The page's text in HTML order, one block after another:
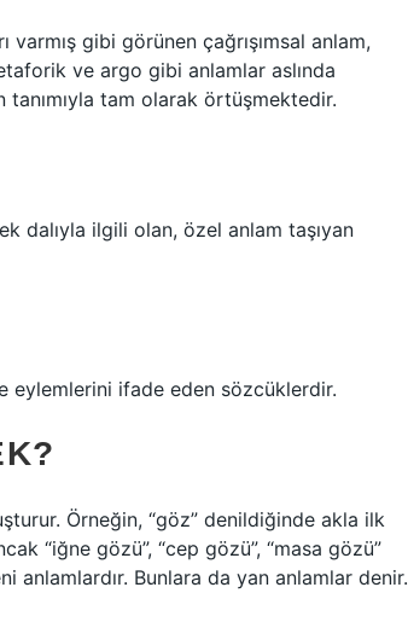
varmış gibi görünen çağrışımsal anlam,
ve argo gibi anlamlar aslında
tam olarak örtüşmektedir.
dalıyla ilgili olan, özel anlam taşıyan
eylemlerini ifade eden sözcüklerdir.
Örneğin, “göz” denildiğinde akla ilk
“iğne gözü”, “cep gözü”, “masa gözü”
anlamlardır. Bunlara da yan anlamlar denir.